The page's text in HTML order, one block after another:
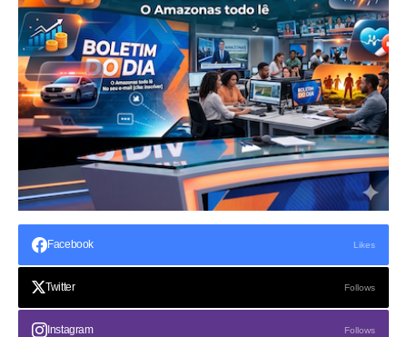
Facebook Likes
Twitter Follows
Instagram Follows